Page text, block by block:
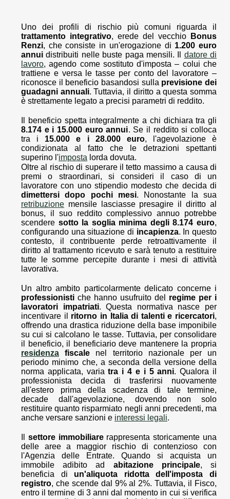
Uno dei profili di rischio più comuni riguarda il
trattamento integrativo, erede del vecchio
Bonus
Renzi, che consiste in un'erogazione di 1.200 euro
annui distribuiti nelle buste paga mensili. Il datore di
lavoro, agendo come sostituto d'imposta – colui che
trattiene e versa le tasse per conto del lavoratore –
riconosce il beneficio basandosi sulla previsione dei
guadagni annuali. Tuttavia, il diritto a questa somma
è strettamente legato a precisi parametri di reddito.
Il beneficio spetta integralmente a chi dichiara tra gli
8.174 e i 15.000 euro annui. Se il reddito si colloca
tra i 15.000 e i 28.000 euro, l'agevolazione è
condizionata al fatto che le detrazioni spettanti
superino l'imposta lorda dovuta.
Oltre al rischio di superare il tetto massimo a causa di
premi o straordinari, si consideri il caso di un
lavoratore con uno stipendio modesto che decida di
dimettersi dopo pochi mesi. Nonostante la sua
retribuzione mensile lasciasse presagire il diritto al
bonus, il suo reddito complessivo annuo potrebbe
scendere sotto la soglia minima degli 8.174 euro,
configurando una situazione di incapienza. In questo
contesto, il contribuente perde retroattivamente il
diritto al trattamento ricevuto e sarà tenuto a restituire
tutte le somme percepite durante i mesi di attività
lavorativa.
Un altro ambito particolarmente delicato concerne i
professionisti che hanno usufruito del regime per i
lavoratori impatriati. Questa normativa nasce per
incentivare il ritorno in Italia di talenti e ricercatori,
offrendo una drastica riduzione della base imponibile
su cui si calcolano le tasse. Tuttavia, per consolidare
il beneficio, il beneficiario deve mantenere la propria
residenza fiscale nel territorio nazionale per un
periodo minimo che, a seconda della versione della
norma applicata, variatra i 4 e i 5 anni. Qualora il
professionista decida di trasferirsi nuovamente
all'estero prima della scadenza di tale termine,
decade dall'agevolazione, dovendo non solo
restituire quanto risparmiato negli anni precedenti, ma
anche versare sanzioni e interessi legali.
settore immobiliarerappresenta storicamente una
delle aree a maggior rischio di contenzioso con
l'Agenzia delle Entrate. Quando si acquista un
immobile adibito ad abitazione principale, si
beneficia di un'aliquota ridotta dell'imposta di
registro, che scende dal 9% al 2%. Tuttavia, il Fisco,
entro il termine di 3 anni dal momento in cui si verifica